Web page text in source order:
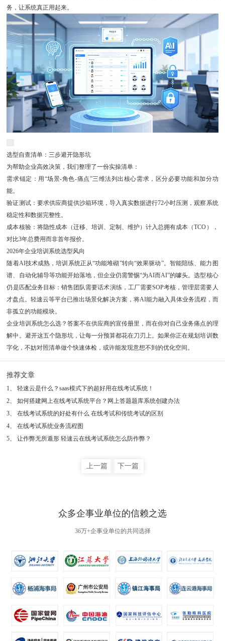
务，让系统真正用起来。
选型自查清单：三步避开隐形坑
为帮助企业高效决策，我们整理了一份实操清单：
需求锚定：用“场景-角色-痛点”三维法列出核心需求，区分必要功能和加分功
能。
验证测试：要求供应商提供沙箱环境，导入真实数据进行72小时压测，观察系统
稳定性和数据完整性。
成本核验：将隐性成本（迁移、培训、定制、维护）计入总拥有成本（TCO），
对比3年总费用而非首年报价。
2026年企业培训系统选型风向
随着AI技术成熟，培训系统正从“功能堆砌”转向“效果驱动”。智能陪练、能力图
谱、自动化辅导等功能开始落地，但企业仍需警惕“为AI而AI”的噱头。选型核心
仍是匹配业务目标：销售团队需要话术演练，工厂需要SOP考核，管理层需要人
才盘点。轻速云等平台已推出场景化解决方案，将AI能力融入具体业务流程，而
非孤立的功能模块。
企业培训系统怎么选？答案不在供应商的宣传册里，而在你对自己业务痛点的理
解中。避开这五个隐形坑，让每一分预算都花在刀刃上。如果你正在规划培训数
字化，不妨对照清单做个快速体检，或许能发现意想不到的优化空间。
推荐文章
1 、轻速云是什么？saas模式下的超好用在线考试系统！
2 、如何搭建网上在线考试系统平台？网上答题题库系统创建办法
3 、在线考试系统的好处有什么 在线考试和传统考试的区别
4 、在线考试系统业务流程图
5 、让作弊无所遁形 轻速云在线考试系统怎么防作弊？
上一篇 下一篇
众多企事业单位的信赖之选
36万+企事业单位的共同选择